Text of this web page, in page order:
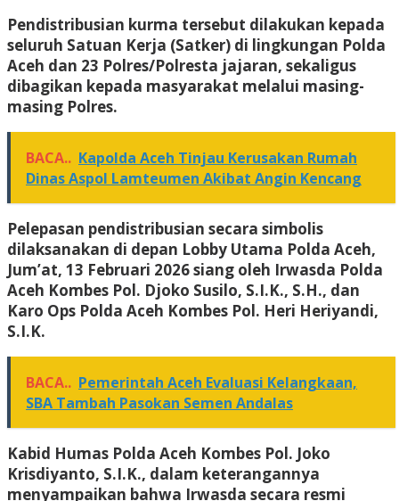
Pendistribusian kurma tersebut dilakukan kepada
seluruh Satuan Kerja (Satker) di lingkungan Polda
Aceh dan 23 Polres/Polresta jajaran, sekaligus
dibagikan kepada masyarakat melalui masing-
masing Polres.
BACA.. Kapolda Aceh Tinjau Kerusakan Rumah
Dinas Aspol Lamteumen Akibat Angin Kencang
Pelepasan pendistribusian secara simbolis
dilaksanakan di depan Lobby Utama Polda Aceh,
Jum’at, 13 Februari 2026 siang oleh Irwasda Polda
Aceh Kombes Pol. Djoko Susilo, S.I.K., S.H., dan
Karo Ops Polda Aceh Kombes Pol. Heri Heriyandi,
S.I.K.
BACA.. Pemerintah Aceh Evaluasi Kelangkaan,
SBA Tambah Pasokan Semen Andalas
Kabid Humas Polda Aceh Kombes Pol. Joko
Krisdiyanto, S.I.K., dalam keterangannya
menyampaikan bahwa Irwasda secara resmi